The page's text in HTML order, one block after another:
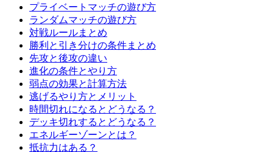
プライベートマッチの遊び方
ランダムマッチの遊び方
対戦ルールまとめ
勝利と引き分けの条件まとめ
先攻と後攻の違い
進化の条件とやり方
弱点の効果と計算方法
逃げるやり方とメリット
時間切れになるとどうなる？
デッキ切れするとどうなる？
エネルギーゾーンとは？
抵抗力はある？